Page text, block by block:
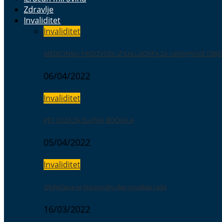
Zdravlje
Invaliditet
Invaliditet
MEDICINSKI PROIZVODI IZ KALLDORFA ZA UKRAJINSKE
06/04/2022
Invaliditet
PET SUZA ZA ZLATKA BOČKALA
05/04/2022
Invaliditet
Obilježava se Nacionalni dan invalida rada
16/03/2022